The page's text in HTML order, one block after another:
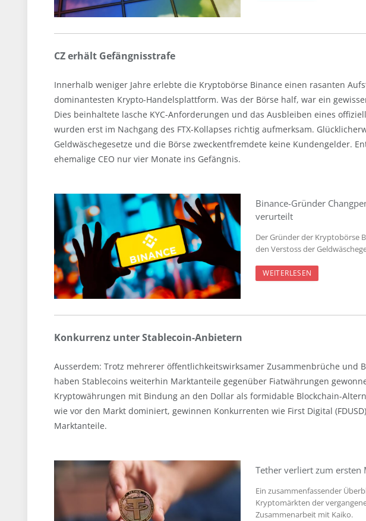
CZ erhält Gefängnisstrafe
Innerhalb weniger Jahre erlebte die Kryptobörse Binance einen rasanten
dominantesten Krypto-Handelsplattform. Was der Börse half, war ein
Dies beinhaltete lasche KYC-Anforderungen und das Ausbleiben eines
wurden erst im Nachgang des FTX-Kollapses richtig aufmerksam.
Geldwäschegesetze und die Börse zweckentfremdete keine Kundengelder.
ehemalige CEO nur vier Monate ins Gefängnis.
Binance-Gründer
verurteilt
Der Gründer der Kryptobörse
den Verstoss der
WEITERLESEN
Konkurrenz unter Stablecoin-Anbietern
Ausserdem: Trotz mehrerer öffentlichkeitswirksamer Zusammenbrüche und
haben Stablecoins weiterhin Marktanteile gegenüber Fiatwährungen
Kryptowährungen mit Bindung an den Dollar als formidable Blockchain-
wie vor den Markt dominiert, gewinnen Konkurrenten wie First Digital
Marktanteile.
Tether verliert zum ersten
Ein zusammenfassender
Kryptomärkten der
Zusammenarbeit mit Kaiko.